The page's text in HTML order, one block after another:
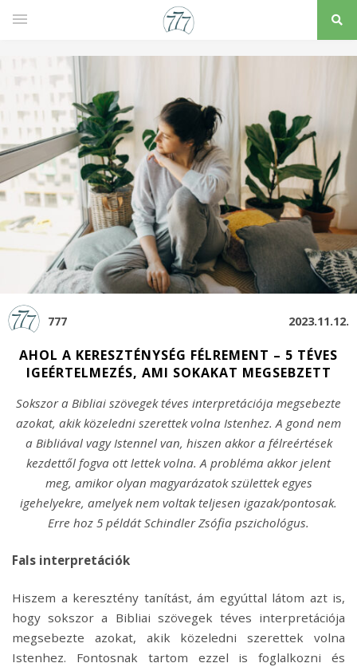
777 2023.11.12.
AHOL A KERESZTÉNYSÉG FÉLREMENT – 5 TÉVES
IGEÉRTELMEZÉS, AMI SOKAKAT MEGSEBZETT
Sokszor a Bibliai szövegek téves interpretációja megsebezte
azokat, akik közeledni szerettek volna Istenhez. A gond nem
a Bibliával vagy Istennel van, hiszen akkor a félreértések
kezdettől fogva ott lettek volna. A probléma akkor jelent
meg, amikor olyan magyarázatok születtek egyes
igehelyekre, amelyek nem voltak teljesen igazak/pontosak.
Erre hoz 5 példát Schindler Zsófia pszichológus.
Fals interpretációk
Hiszem a keresztény tanítást, ám egyúttal látom azt is,
hogy sokszor a Bibliai szövegek téves interpretációja
megsebezte azokat, akik közeledni szerettek volna
Istenhez. Fontosnak tartom ezzel is foglalkozni és